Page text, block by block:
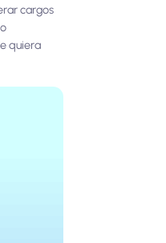
cargos
quiera